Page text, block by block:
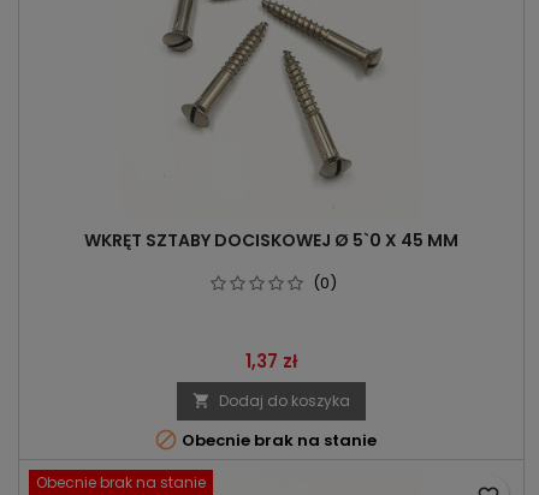
WKRĘT SZTABY DOCISKOWEJ Ø 5`0 X 45 MM
(0)
Cena
1,37 zł
 Dodaj do koszyka
 Obecnie brak na stanie
Obecnie brak na stanie